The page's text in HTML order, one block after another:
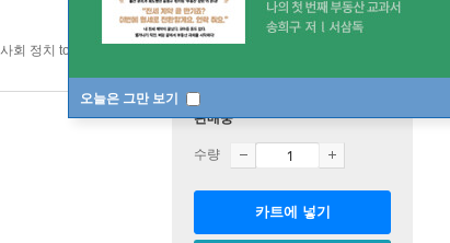
오늘은 그만 보기
사회 정치 top100 2주
판매중
수량
카트에 넣기